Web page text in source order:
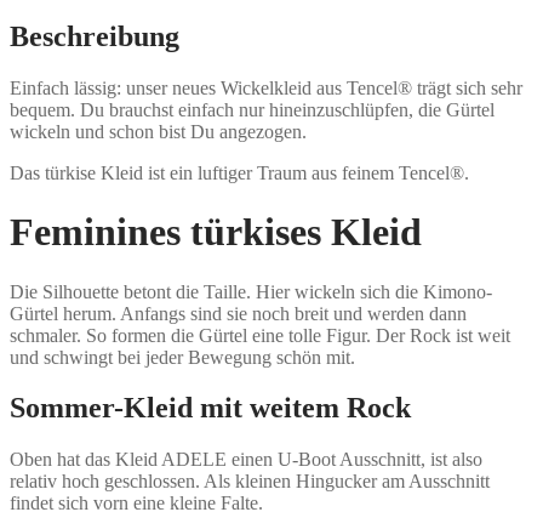
Beschreibung
Einfach lässig: unser neues Wickelkleid aus Tencel® trägt sich sehr
bequem. Du brauchst einfach nur hineinzuschlüpfen, die Gürtel
wickeln und schon bist Du angezogen.
Das türkise Kleid ist ein luftiger Traum aus feinem Tencel®.
Feminines türkises Kleid
Die Silhouette betont die Taille. Hier wickeln sich die Kimono-
Gürtel herum. Anfangs sind sie noch breit und werden dann
schmaler. So formen die Gürtel eine tolle Figur. Der Rock ist weit
und schwingt bei jeder Bewegung schön mit.
Sommer-Kleid mit weitem Rock
Oben hat das Kleid ADELE einen U-Boot Ausschnitt, ist also
relativ hoch geschlossen. Als kleinen Hingucker am Ausschnitt
findet sich vorn eine kleine Falte.